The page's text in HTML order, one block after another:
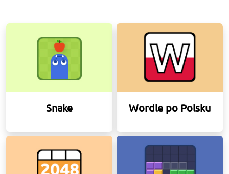
Snake Wordle po Polsku